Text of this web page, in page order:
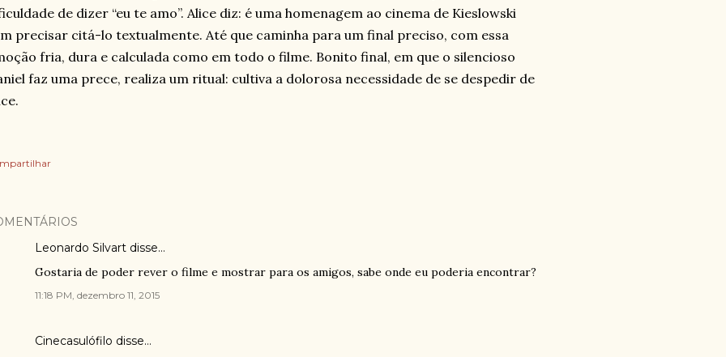
de dizer “eu te amo”. Alice diz: é uma homenagem ao cinema de Kieslowski
precisar citá-lo textualmente. Até que caminha para um final preciso, com essa
fria, dura e calculada como em todo o filme. Bonito final, em que o silencioso
faz uma prece, realiza um ritual: cultiva a dolorosa necessidade de se despedir de
Leonardo Silvart disse…
Gostaria de poder rever o filme e mostrar para os amigos, sabe onde eu poderia encontrar?
11:18 PM, dezembro 11, 2015
Cinecasulófilo disse…